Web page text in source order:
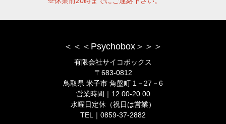
＜＜＜Psychobox＞＞＞
有限会社サイコボックス
〒683-0812
鳥取県 米子市 角盤町 1－27－6
営業時間｜12:00-20:00
水曜日定休（祝日は営業）
TEL｜0859-37-2882